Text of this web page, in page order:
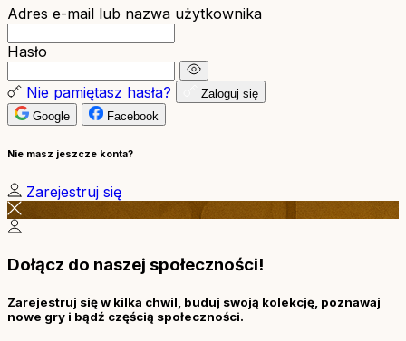
Adres e-mail lub nazwa użytkownika
Hasło
Nie pamiętasz hasła?
Zaloguj się
Google
Facebook
Nie masz jeszcze konta?
Zarejestruj się
Dołącz do naszej społeczności!
Zarejestruj się w kilka chwil, buduj swoją kolekcję, poznawaj
nowe gry i bądź częścią społeczności.